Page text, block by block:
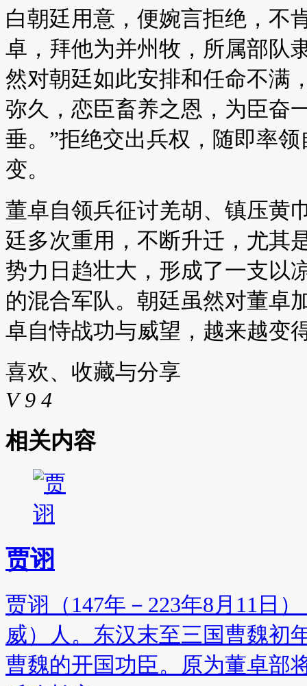
白朝廷用意，便婉言拒绝，不
卓，拜他为并州牧，所属部队
然对朝廷如此安排和任命不满
弥久，恋臣畜养之恩，为臣奋
垂。”拒绝交出兵权，随即率
变。
董卓自领兵征讨羌胡、镇压黄
廷多次重用，不断升迁，尤其
势力日趋壮大，形成了一支以
的混合军队。朝廷虽然对董卓
卓自恃战功与威望，越来越变
喜欢、收藏与分享
V 9 4
相关内容
贾诩
贾诩（147年－223年8月11日
威）人。东汉末至三国曹魏初
曹魏的开国功臣。原为董卓部